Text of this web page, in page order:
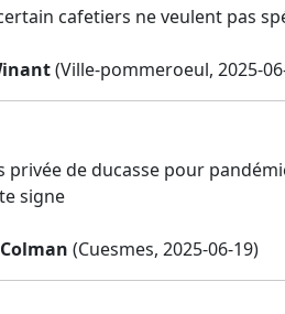
cafetiers ne veulent pas
(Ville-pommeroeul, 2025-
privée de ducasse pour
signe
(Cuesmes, 2025-06-19)